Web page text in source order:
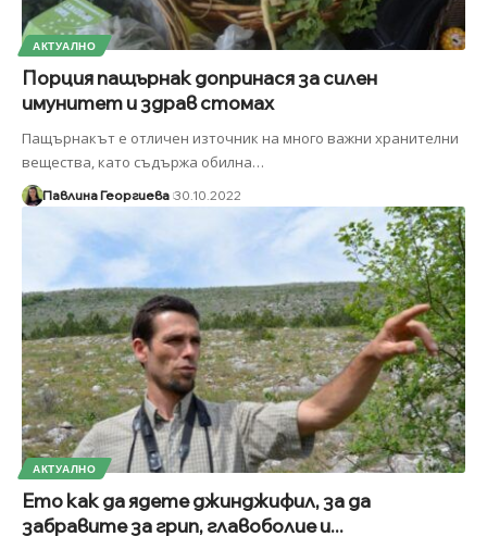
АКТУАЛНО
Порция пащърнак допринася за силен
имунитет и здрав стомах
Пащърнакът е отличен източник на много важни хранителни
вещества, като съдържа обилна…
Павлина Георгиева 30.10.2022
АКТУАЛНО
Ето как да ядете джинджифил, за да
забравите за грип, главоболие и...